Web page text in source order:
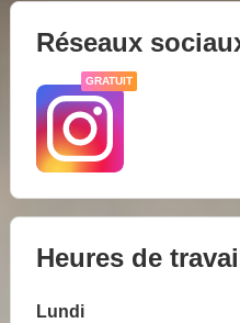
Réseaux
GRATUIT
Heures de
Lundi